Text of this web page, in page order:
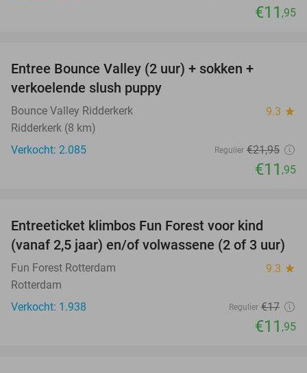
€11 ,95
Entree Bounce Valley (2 uur) + sokken +
verkoelende slush puppy
Bounce Valley Ridderkerk 9.3 star
Ridderkerk (8 km)
Verkocht: 2.085
Regulier €21,95
€11 ,95
Entreeticket klimbos Fun Forest voor kind
(vanaf 2,5 jaar) en/of volwassene (2 of 3 uur)
Fun Forest Rotterdam 9.3 star
Rotterdam
Verkocht: 1.938
Regulier €17
€11 ,95